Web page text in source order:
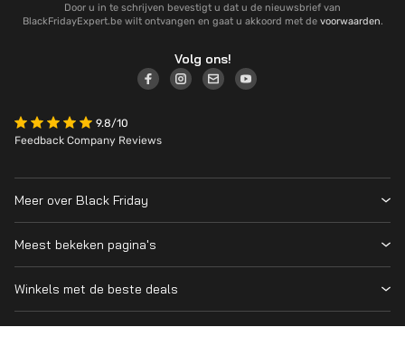
Door u in te schrijven bevestigt u dat u de nieuwsbrief van
BlackFridayExpert.be wilt ontvangen en gaat u akkoord met de voorwaarden.
Volg ons!
9.8/10
Feedback Company Reviews
Meer over Black Friday
Contact
Blog
Meest bekeken pagina's
PS5
Winkels met de beste deals